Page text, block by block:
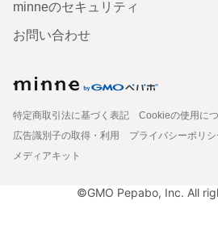
minneのセキュリティ
お問い合わせ
特定商取引法に基づく表記
Cookieの使用に
広告識別子の取得・利用
プライバシーポリシ
メディアキット
©GMO Pepabo, Inc. All